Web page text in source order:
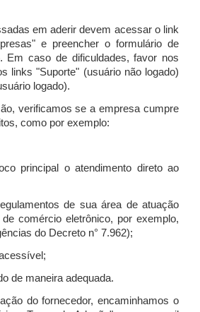
em aderir devem acessar o link
e preencher o formulário de
Em caso de dificuldades, favor nos
links "Suporte" (usuário não logado)
logado).
verificamos se a empresa cumpre
como por exemplo:
o atendimento direto ao
de sua área de atuação
comércio eletrônico, por exemplo,
do Decreto n° 7.962);
maneira adequada.
do fornecedor, encaminhamos o